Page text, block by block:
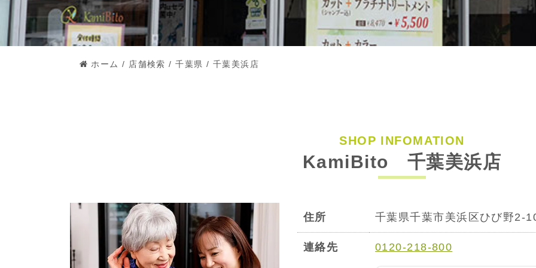
ホーム / 店舗検索 / 千葉県 / 千葉美浜店
SHOP INFOMATION
KamiBito 千葉美浜店
住所 千葉県千葉市美浜区ひび野2-
連絡先 0120-218-800